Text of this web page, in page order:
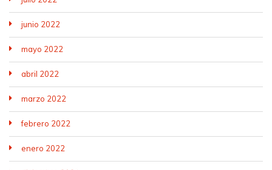
junio 2022
mayo 2022
abril 2022
marzo 2022
febrero 2022
enero 2022